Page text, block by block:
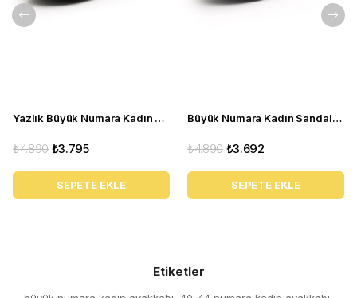
Yazlık Büyük Numara Kadın Babet C1347 siyah
₺3.795
₺4.890
SEPETE EKLE
Büyük Numara Kadın Sandalet Babet Ayakkabı 6259 siyah
₺3.692
₺4.890
SEPETE EKLE
Etiketler